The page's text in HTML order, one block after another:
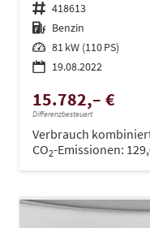
Fahrzeugnr. 418613
Kraftstoff Benzin
Leistung 81 kW (110 PS)
19.08.2022
15.782,– €
Differenzbesteuert
Verbrauch
CO2-Emissionen: